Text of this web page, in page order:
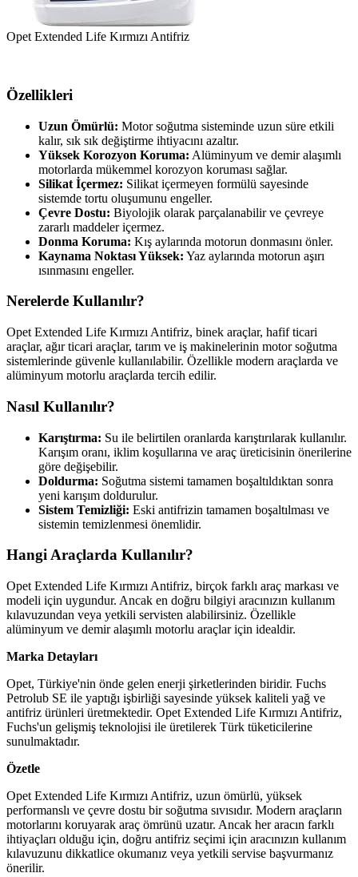
Opet Extended Life Kırmızı Antifriz
Özellikleri
Uzun Ömürlü: Motor soğutma sisteminde uzun süre etkili
kalır, sık sık değiştirme ihtiyacını azaltır.
Yüksek Korozyon Koruma: Alüminyum ve demir alaşımlı
motorlarda mükemmel korozyon koruması sağlar.
Silikat İçermez: Silikat içermeyen formülü sayesinde
sistemde tortu oluşumunu engeller.
Çevre Dostu: Biyolojik olarak parçalanabilir ve çevreye
zararlı maddeler içermez.
Donma Koruma: Kış aylarında motorun donmasını önler.
Kaynama Noktası Yüksek: Yaz aylarında motorun aşırı
ısınmasını engeller.
Nerelerde Kullanılır?
Opet Extended Life Kırmızı Antifriz, binek araçlar, hafif ticari
araçlar, ağır ticari araçlar, tarım ve iş makinelerinin motor soğutma
sistemlerinde güvenle kullanılabilir. Özellikle modern araçlarda ve
alüminyum motorlu araçlarda tercih edilir.
Nasıl Kullanılır?
Karıştırma: Su ile belirtilen oranlarda karıştırılarak kullanılır.
Karışım oranı, iklim koşullarına ve araç üreticisinin önerilerine
göre değişebilir.
Doldurma: Soğutma sistemi tamamen boşaltıldıktan sonra
yeni karışım doldurulur.
Sistem Temizliği: Eski antifrizin tamamen boşaltılması ve
sistemin temizlenmesi önemlidir.
Hangi Araçlarda Kullanılır?
Opet Extended Life Kırmızı Antifriz, birçok farklı araç markası ve
modeli için uygundur. Ancak en doğru bilgiyi aracınızın kullanım
kılavuzundan veya yetkili servisten alabilirsiniz. Özellikle
alüminyum ve demir alaşımlı motorlu araçlar için idealdir.
Marka Detayları
Opet, Türkiye'nin önde gelen enerji şirketlerinden biridir. Fuchs
Petrolub SE ile yaptığı işbirliği sayesinde yüksek kaliteli yağ ve
antifriz ürünleri üretmektedir. Opet Extended Life Kırmızı Antifriz,
Fuchs'un gelişmiş teknolojisi ile üretilerek Türk tüketicilerine
sunulmaktadır.
Özetle
Opet Extended Life Kırmızı Antifriz, uzun ömürlü, yüksek
performanslı ve çevre dostu bir soğutma sıvısıdır. Modern araçların
motorlarını koruyarak araç ömrünü uzatır. Ancak her aracın farklı
ihtiyaçları olduğu için, doğru antifriz seçimi için aracınızın kullanım
kılavuzunu dikkatlice okumanız veya yetkili servise başvurmanız
önerilir.